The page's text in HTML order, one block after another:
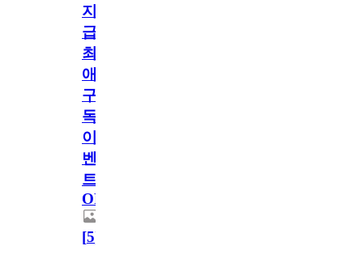
지
급!
최
애
구
독
이
벤
트
OPEN!
[5]